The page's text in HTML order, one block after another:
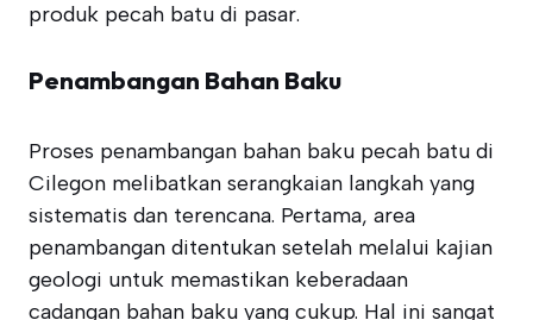
produk pecah batu di pasar.
Penambangan Bahan Baku
Proses penambangan bahan baku pecah batu di
Cilegon melibatkan serangkaian langkah yang
sistematis dan terencana. Pertama, area
penambangan ditentukan setelah melalui kajian
geologi untuk memastikan keberadaan
cadangan bahan baku yang cukup. Hal ini sangat